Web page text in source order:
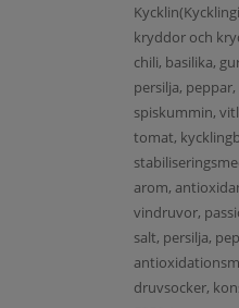
kryddor och
chili, basilika,
persilja,
spiskummin,
tomat,
arom,
vindruvor,
salt, persilja,
druvsocker,